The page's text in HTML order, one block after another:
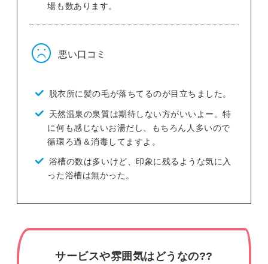
場も数あります。
悪い口コミ
脱衣所に髪の毛が落ちてるのが目立ちました。
天然温泉の泉質は期待しない方がいいよー。特
に何も感じないお湯だし、もちろん人多いので
循環ろ過＆消毒してますよ。
浴槽の数は多いけど、印象に残るような気に入
った浴槽は無かった。
サービスや雰囲気はどうなの??